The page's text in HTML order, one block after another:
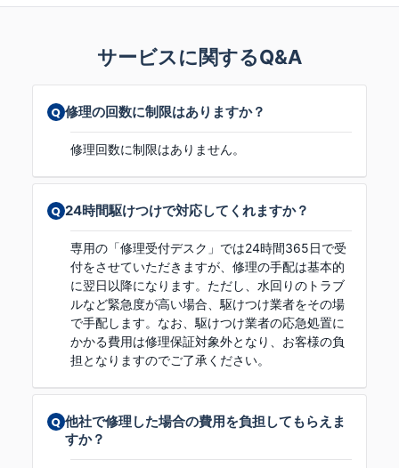
サービスに関するQ&A
修理の回数に制限はありますか？
修理回数に制限はありません。
24時間駆けつけで対応してくれますか？
専用の「修理受付デスク」では24時間365日で受
付をさせていただきますが、修理の手配は基本的
に翌日以降になります。ただし、水回りのトラブ
ルなど緊急度が高い場合、駆けつけ業者をその場
で手配します。なお、駆けつけ業者の応急処置に
かかる費用は修理保証対象外となり、お客様の負
担となりますのでご了承ください。
他社で修理した場合の費用を負担してもらえま
すか？